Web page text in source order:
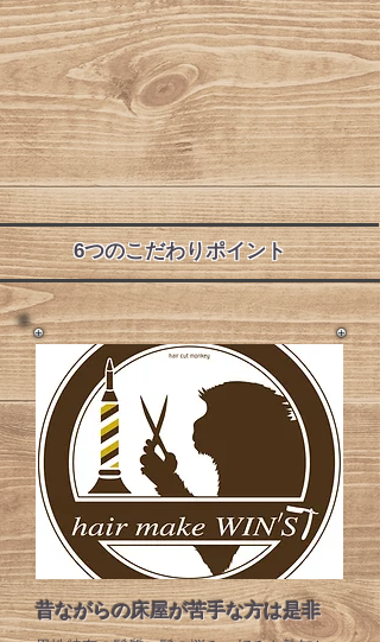
​6つのこだわりポイント
昔ながらの床屋が苦手な方は是非